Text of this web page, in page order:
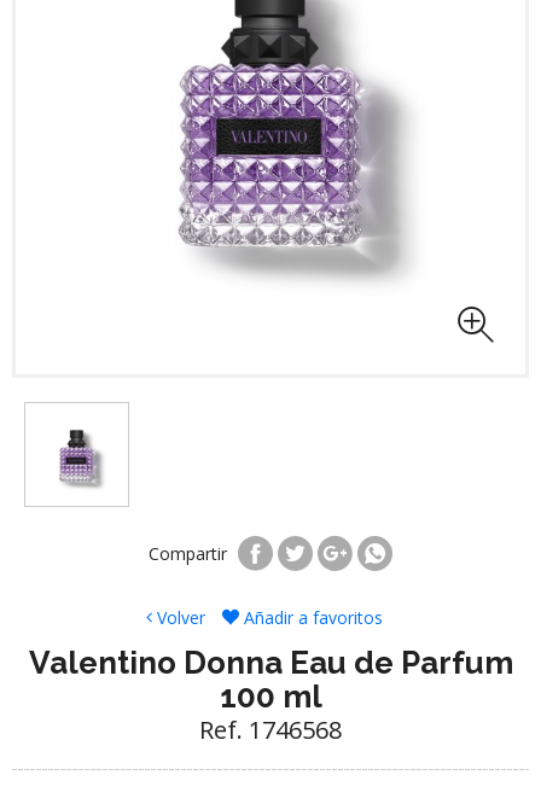
Compartir
Volver Añadir a favoritos
Valentino Donna Eau de Parfum
100 ml
Ref. 1746568